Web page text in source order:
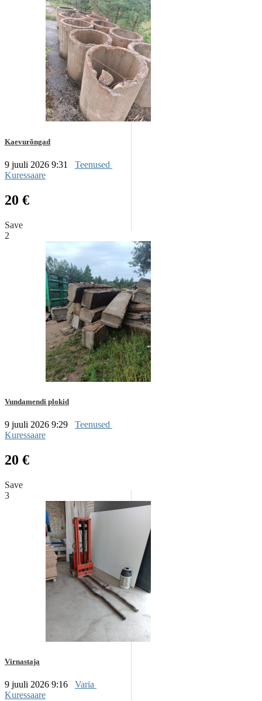
Kaevurõngad
9 juuli 2026 9:31
Teenused
Kuressaare
20 €
Save
2
Vundamendi plokid
9 juuli 2026 9:29
Teenused
Kuressaare
20 €
Save
3
Virnastaja
9 juuli 2026 9:16
Varia
Kuressaare